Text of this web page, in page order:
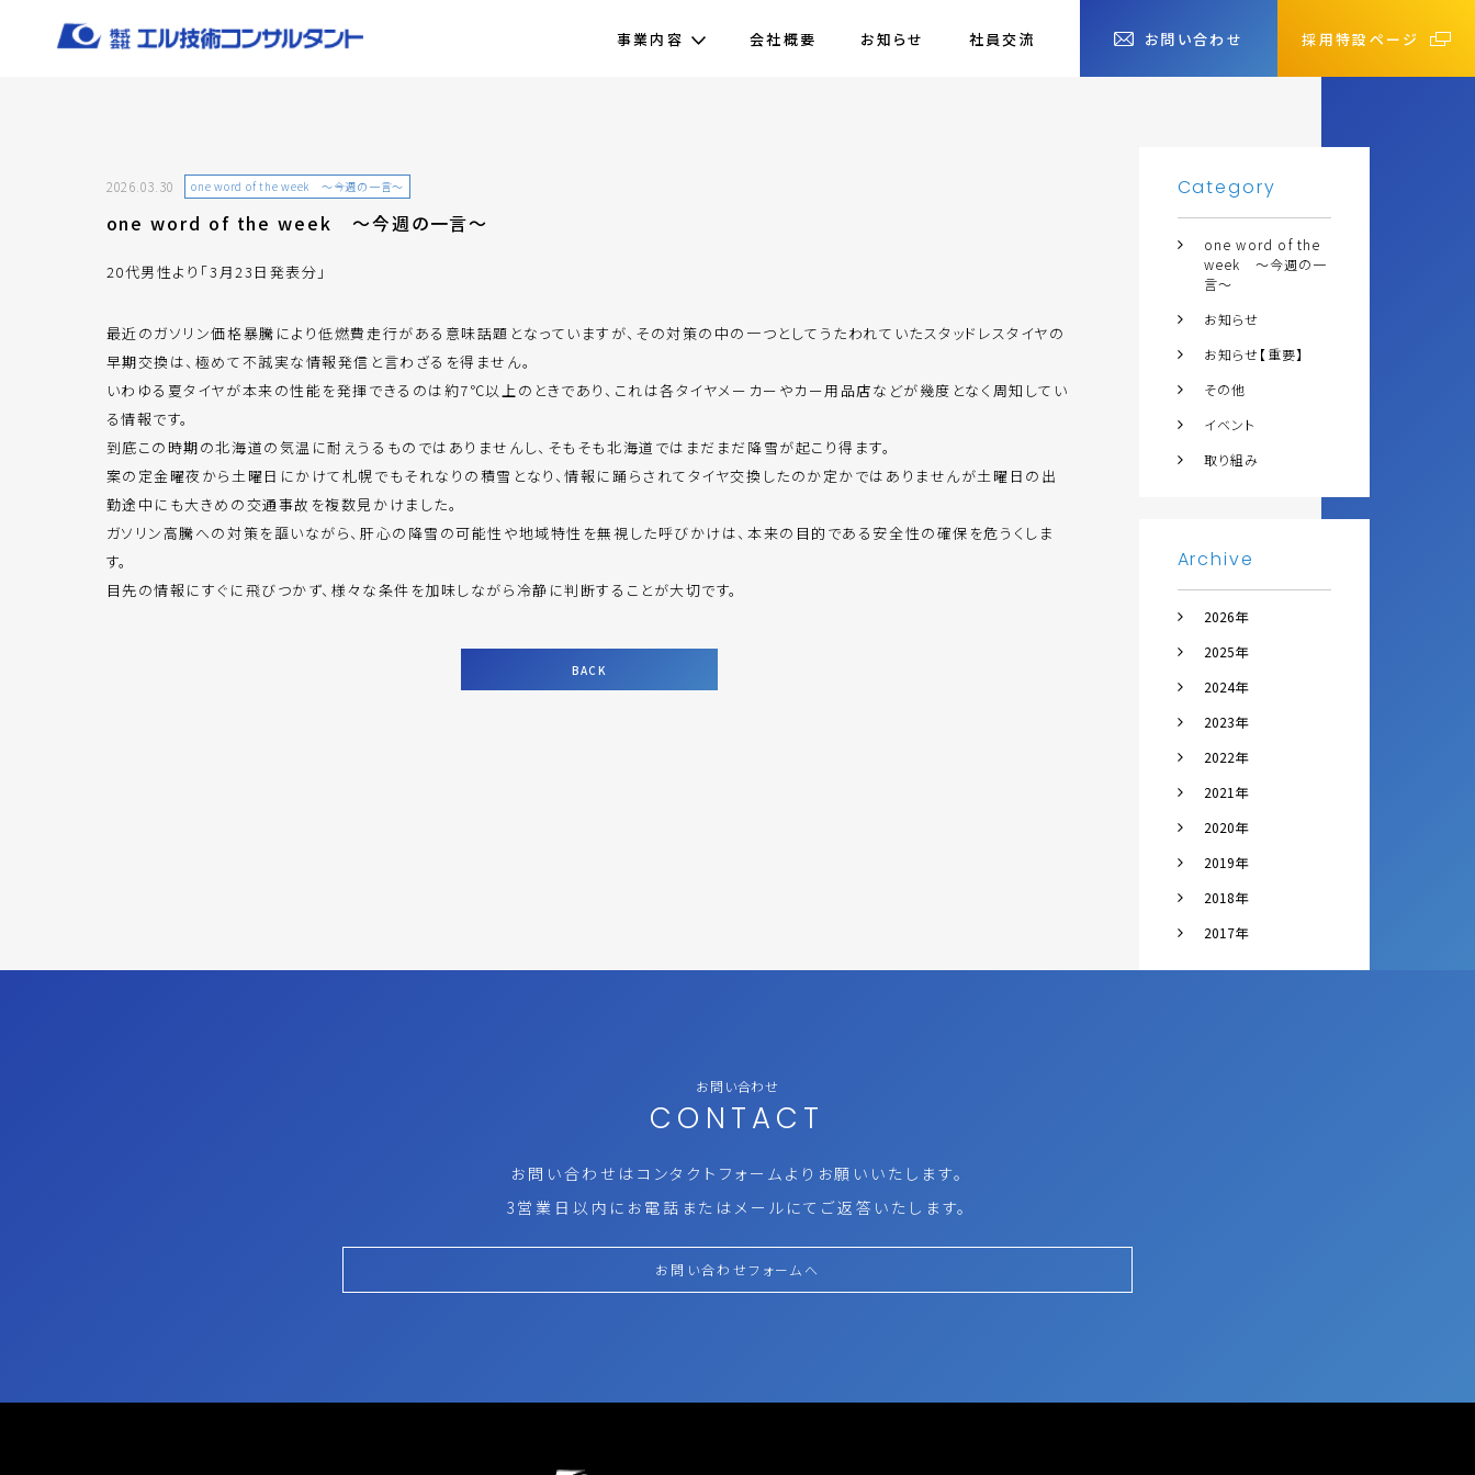
事業内容 会社概要 お知らせ 社員交流 お問い合わせ 採用特設ページ
2026.03.30 one word of the week ～今週の一言～
one word of the week ～今週の一言～
20代男性より「3月23日発表分」
最近のガソリン価格暴騰により低燃費走行がある意味話題となっていますが、その対策の中の一つとしてうたわれていたスタッドレスタイヤの
早期交換は、極めて不誠実な情報発信と言わざるを得ません。
いわゆる夏タイヤが本来の性能を発揮できるのは約7℃以上のときであり、これは各タイヤメーカーやカー用品店などが幾度となく周知してい
る情報です。
到底この時期の北海道の気温に耐えうるものではありませんし、そもそも北海道ではまだまだ降雪が起こり得ます。
案の定金曜夜から土曜日にかけて札幌でもそれなりの積雪となり、情報に踊らされてタイヤ交換したのか定かではありませんが土曜日の出
勤途中にも大きめの交通事故を複数見かけました。
ガソリン高騰への対策を謳いながら、肝心の降雪の可能性や地域特性を無視した呼びかけは、本来の目的である安全性の確保を危うくしま
す。
目先の情報にすぐに飛びつかず、様々な条件を加味しながら冷静に判断することが大切です。
BACK
Category
one word of the
week ～今週の一
言～
お知らせ
お知らせ【重要】
その他
イベント
取り組み
Archive
2026年
2025年
2024年
2023年
2022年
2021年
2020年
2019年
2018年
2017年
お問い合わせ
CONTACT
お問い合わせはコンタクトフォームより お願いいたします。
3営業日以内にお電話またはメールにて ご返答いたします。
お問い合わせフォームへ